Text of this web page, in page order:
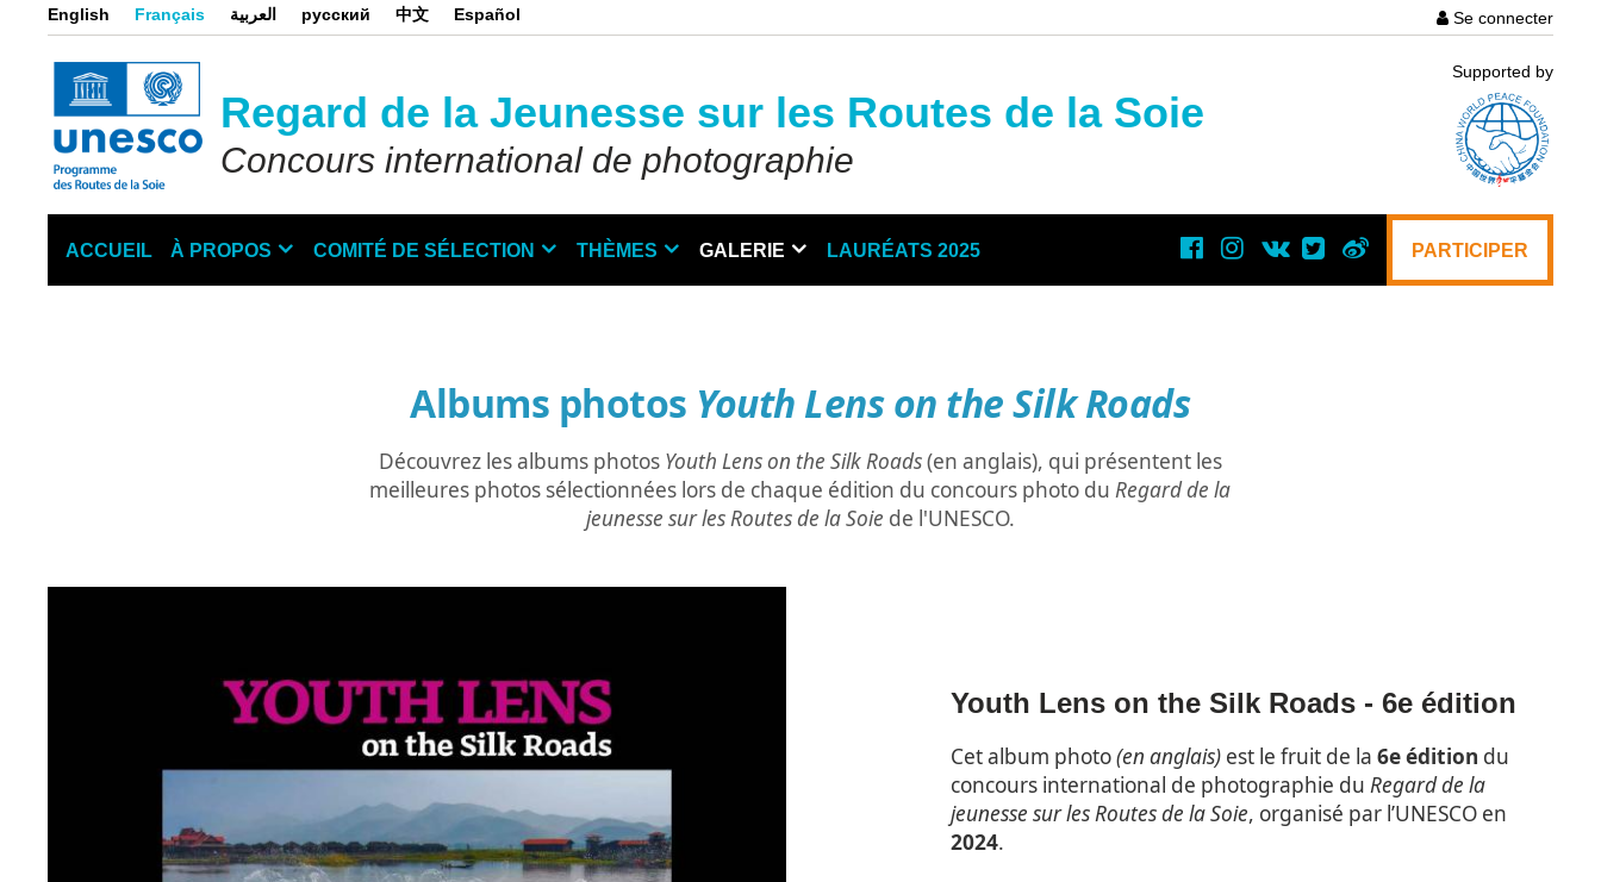
English Français العربية русский 中文 Español
User
account
menu
Se connecter
Regard de la Jeunesse sur les Routes de la Soie
Concours international de photographie
Supported by
Main
ACCUEIL À PROPOS COMITÉ DE SÉLECTION THÈMES GALERIE LAURÉATS 2025 PARTICIPER
Albums photos Youth Lens on the Silk Roads
Découvrez les albums photos Youth Lens on the Silk Roads(en anglais), qui présentent les
meilleures photos sélectionnées lors de chaque édition du concours photo duRegard de la
jeunesse sur les Routes de la Soie de l'UNESCO.
Youth Lens on the Silk Roads - 6e édition
Cet album photo(en anglais) est le fruit de la6e édition du
concours international de photographie duRegard de la
jeunesse sur les Routes de la Soie, organisé par l’UNESCO en
2024.